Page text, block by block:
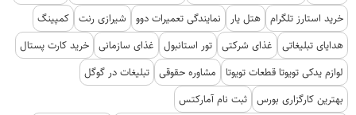
خرید استارز تلگرام هتل یار نمایندگی تعمیرات دوو شیرازی رنت کمپینگ
هدایای تبلیغاتی
غذای شرکتی تور استانبول غذای سازمانی خرید کارت پستال
لوازم یدکی تویوتا قطعات تویوتا
مشاوره حقوقی تبلیغات در گوگل
بهترین کارگزاری بورس ثبت نام آمارکتس